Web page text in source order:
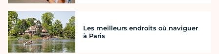
Les meilleurs endroits où naviguer
à Paris